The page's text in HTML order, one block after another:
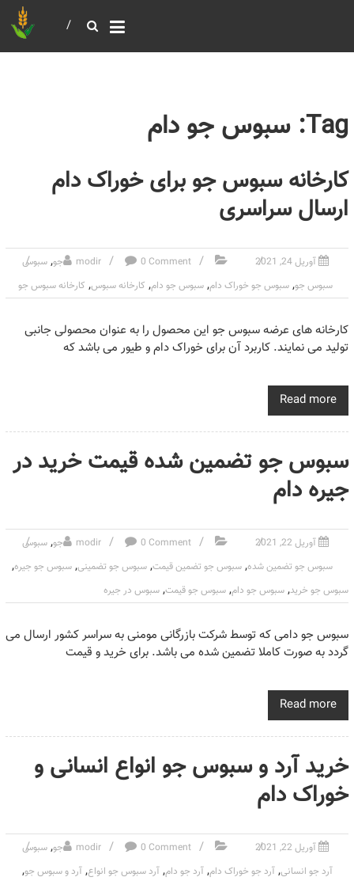
Tag: سبوس جو دام
کارخانه سبوس جو برای خوراک دام
ارسال سراسری
آوریل 24, 2021 modir 0 Comment جو, سبوس
سبوس جو, سبوس جو خوراک دام, سبوس جو دام, کارخانه سبوس, کارخانه سبوس جو
کارخانه های عرضه سبوس جو این محصول را به عنوان محصولی جانبی
تولید می نمایند. کاربرد آن برای خوراک دام و طیور می باشد که
Read more
سبوس جو تضمین شده قیمت خرید در
جیره دام
آوریل 22, 2021 modir 0 Comment جو, سبوس
سبوس جو تضمین شده, سبوس جو تضمین قیمت, سبوس جو تضمینی, سبوس جو جیره,
سبوس جو خرید, سبوس جو دام, سبوس جو قیمت, سبوس در جیره
سبوس جو دامی که توسط شرکت بازرگانی مومنی به سراسر کشور ارسال می
گردد به صورت کاملا تضمین شده می باشد. برای خرید و قیمت
Read more
خرید آرد و سبوس جو انواع انسانی و
خوراک دام
آوریل 22, 2021 modir 0 Comment جو, سبوس
آرد جو انسانی, آرد جو خوراک دام, آرد جو دام, آرد سبوس جو انواع, آرد و سبوس جو,